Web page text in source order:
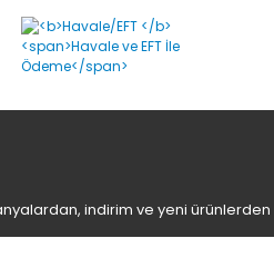
görüntülenemiyor.
bulunuyor.
pahalı.
indirim ve yeni